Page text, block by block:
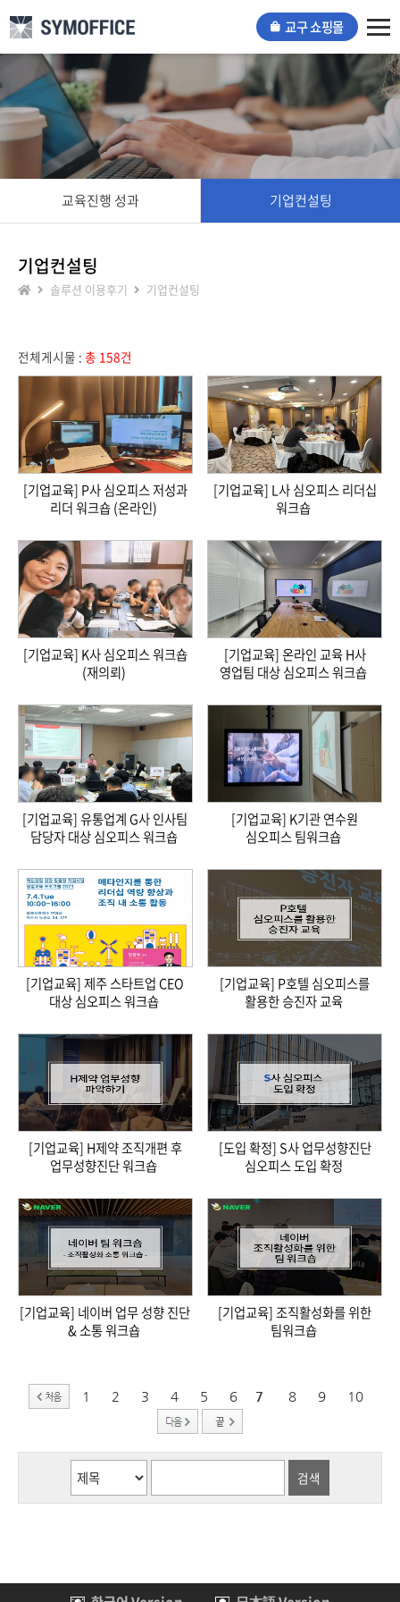
교구 쇼핑몰
교육진행 성과 기업컨설팅
기업컨설팅
솔루션 이용후기 기업컨설팅
전체게시물 : 총 158건
[기업교육] P사 심오피스 저성과
리더 워크숍 (온라인)
[기업교육] L사 심오피스 리더십
워크숍
[기업교육] K사 심오피스 워크숍
(재의뢰)
[기업교육] 온라인 교육 H사
영업팀 대상 심오피스 워크숍
[기업교육] 유통업계 G사 인사팀
담당자 대상 심오피스 워크숍
[기업교육] K기관 연수원
심오피스 팀워크숍
[기업교육] 제주 스타트업 CEO
대상 심오피스 워크숍
[기업교육] P호텔 심오피스를
활용한 승진자 교육
[기업교육] H제약 조직개편 후
업무성향진단 워크숍
[도입 확정] S사 업무성향진단
심오피스 도입 확정
[기업교육] 네이버 업무 성향 진단
& 소통 워크숍
[기업교육] 조직활성화를 위한
팀워크숍
1 2 3 4 5 6 7 8 9 10